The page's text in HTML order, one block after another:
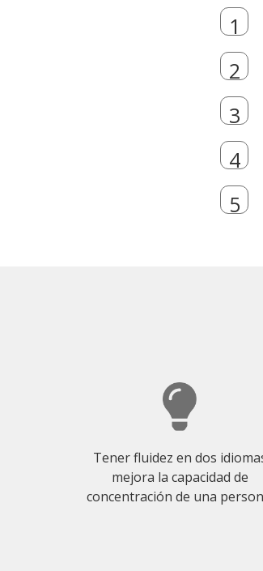
Tener fluidez en dos
mejora la capacidad de
concentración de una